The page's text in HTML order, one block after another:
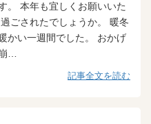
。 本年も宜しくお願いいた
ごされたでしょうか。 暖冬
かい一週間でした。 おかげ
…
記事全文を読む